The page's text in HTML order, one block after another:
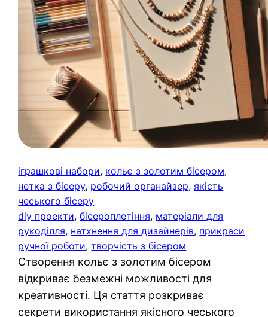
іграшкові набори, кольє з золотим бісером
нетка з бісеру, робочий органайзер, якість
чеського бісеру
diy проекти, бісероплетіння, матеріали для
рукоділля, натхнення для дизайнерів, прикраси
ручної роботи, творчість з бісером
Створення кольє з золотим бісером
відкриває безмежні можливості для
креативності. Ця стаття розкриває
секрети використання якісного чеського